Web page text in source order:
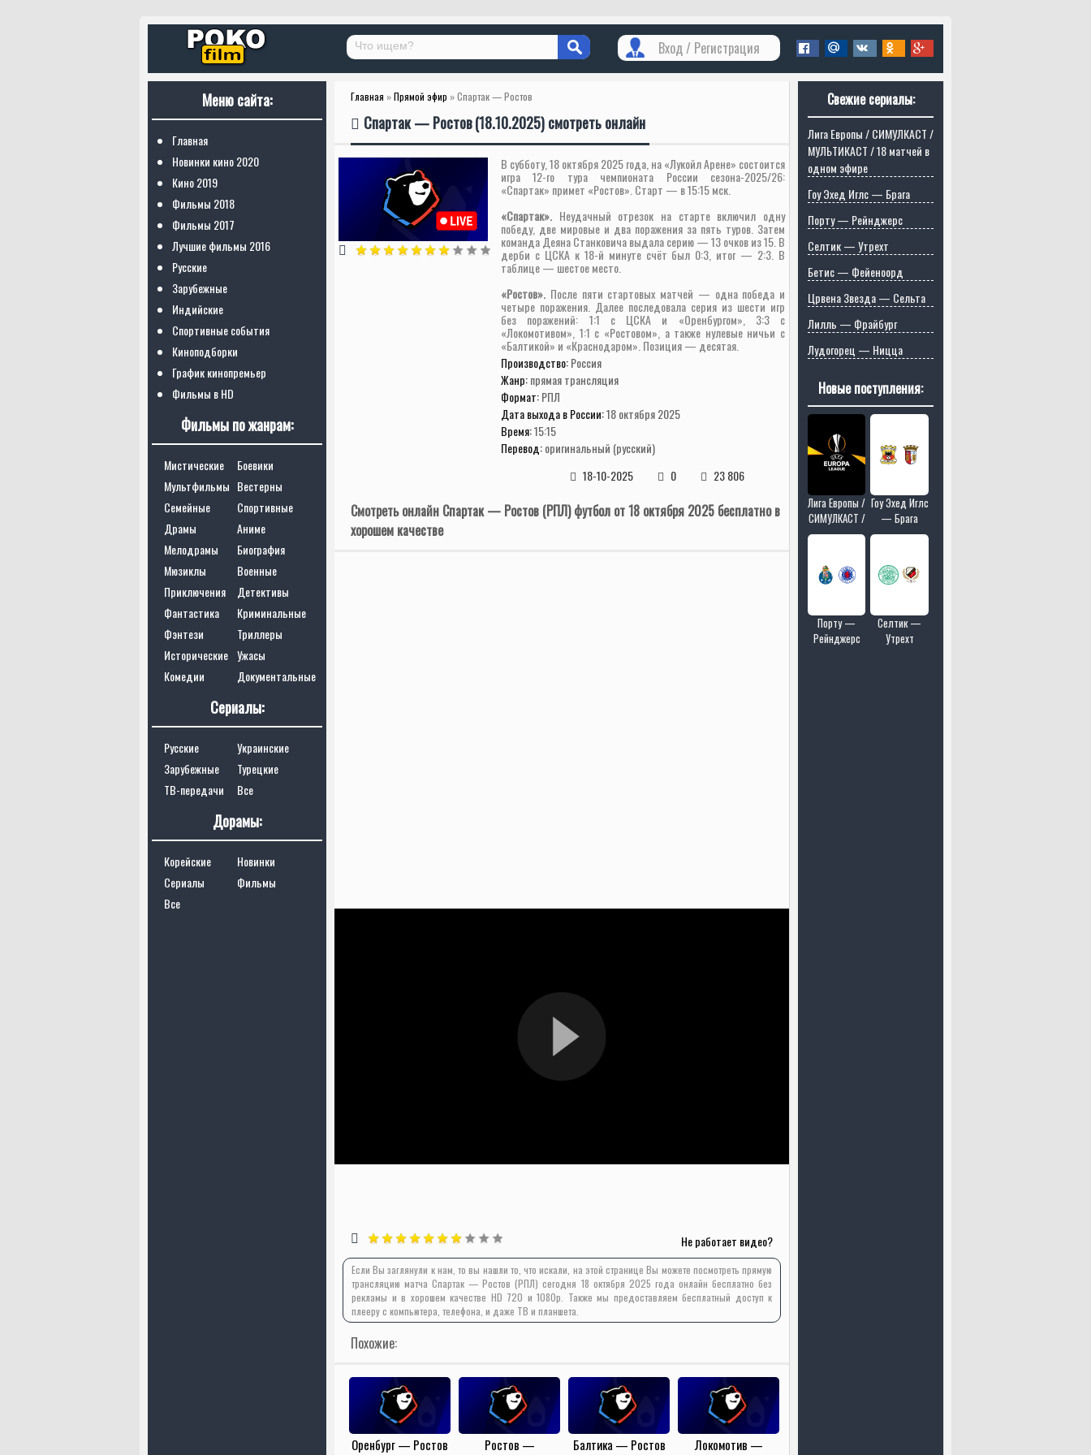
Вход / Регистрация
Меню сайта:
Главная
Новинки кино 2020
Кино 2019
Фильмы 2018
Фильмы 2017
Лучшие фильмы 2016
Русские
Зарубежные
Индийские
Спортивные события
Киноподборки
График кинопремьер
Фильмы в HD
Фильмы по жанрам:
Мистические
Боевики
Мультфильмы Вестерны
Семейные
Спортивные
Драмы
Аниме
Мелодрамы
Биография
Мюзиклы
Военные
Приключения
Детективы
Фантастика
Криминальные
Фэнтези
Триллеры
Исторические Ужасы
Комедии
Документальные
Сериалы:
Русские
Украинские
Зарубежные
Турецкие
ТВ-передачи
Все
Дорамы:
Корейские
Новинки
Сериалы
Фильмы
Все
Главная »Прямой эфир » Спартак — Ростов
Спартак — Ростов (18.10.2025) смотреть онлайн
В субботу, 18 октября 2025 года, на «Лукойл Арене» состоится
игра 12-го тура чемпионата России сезона-2025/26:
«Спартак» примет «Ростов». Старт — в 15:15 мск.
«Спартак». Неудачный отрезок на старте включил одну
победу, две мировые и два поражения за пять туров. Затем
команда Деяна Станковича выдала серию — 13 очков из 15. В
дерби с ЦСКА к 18-й минуте счёт был 0:3, итог — 2:3. В
таблице — шестое место.
«Ростов». После пяти стартовых матчей — одна победа и
четыре поражения. Далее последовала серия из шести игр
без поражений: 1:1 с ЦСКА и «Оренбургом», 3:3 с
«Локомотивом», 1:1 с «Ростовом», а также нулевые ничьи с
«Балтикой» и «Краснодаром». Позиция — десятая.
Производство:Россия
Жанр:прямая трансляция
Формат:РПЛ
Дата выхода в России:18 октября 2025
Время:15:15
Перевод:оригинальный (русский)
18-10-2025
0 23 806
Смотреть онлайн Спартак — Ростов (РПЛ) футбол от 18 октября 2025 бесплатно в
хорошем качестве
Не работает видео?
Если Вы заглянули к нам, то вы нашли то, что искали, на этой странице Вы можете посмотреть прямую
трансляцию матча Спартак — Ростов (РПЛ) сегодня 18 октября 2025 года онлайн бесплатно без
рекламы и в хорошем качестве HD 720 и 1080p. Также мы предоставляем бесплатный доступ к
плееру с компьютера, телефона, и даже ТВ и планшета.
Похожие:
Оренбург — Ростов
Ростов —
Балтика — Ростов
Локомотив —
Свежие сериалы:
Лига Европы / СИМУЛКАСТ /
МУЛЬТИКАСТ / 18 матчей в
одном эфире
Гоу Эхед Иглс — Брага
Порту — Рейнджерс
Селтик — Утрехт
Бетис — Фейеноорд
Црвена Звезда — Сельта
Лилль — Фрайбург
Лудогорец — Ницца
Новые поступления:
Лига Европы /
СИМУЛКАСТ /
МУЛЬТИКАСТ
одном эфире
Гоу Эхед Иглс
— Брага
Порту —
Рейнджерс
Селтик —
Утрехт